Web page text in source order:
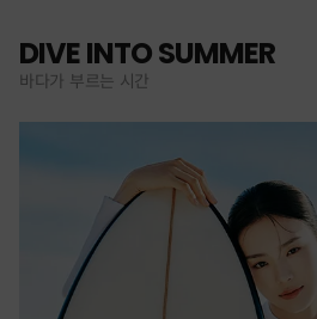
DIVE INTO SUMMER
바다가 부르는 시간